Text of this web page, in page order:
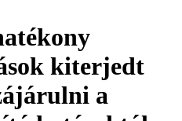
kiterjedt
a